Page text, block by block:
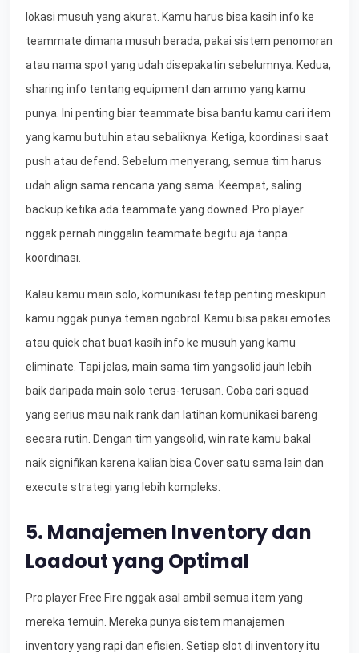
lokasi musuh yang akurat. Kamu harus bisa kasih info ke
teammate dimana musuh berada, pakai sistem penomoran
atau nama spot yang udah disepakatin sebelumnya. Kedua,
sharing info tentang equipment dan ammo yang kamu
punya. Ini penting biar teammate bisa bantu kamu cari item
yang kamu butuhin atau sebaliknya. Ketiga, koordinasi saat
push atau defend. Sebelum menyerang, semua tim harus
udah align sama rencana yang sama. Keempat, saling
backup ketika ada teammate yang downed. Pro player
nggak pernah ninggalin teammate begitu aja tanpa
koordinasi.
Kalau kamu main solo, komunikasi tetap penting meskipun
kamu nggak punya teman ngobrol. Kamu bisa pakai emotes
atau quick chat buat kasih info ke musuh yang kamu
eliminate. Tapi jelas, main sama tim yangsolid jauh lebih
baik daripada main solo terus-terusan. Coba cari squad
yang serius mau naik rank dan latihan komunikasi bareng
secara rutin. Dengan tim yangsolid, win rate kamu bakal
naik signifikan karena kalian bisa Cover satu sama lain dan
execute strategi yang lebih kompleks.
5. Manajemen Inventory dan
Loadout yang Optimal
Pro player Free Fire nggak asal ambil semua item yang
mereka temuin. Mereka punya sistem manajemen
inventory yang rapi dan efisien. Setiap slot di inventory itu